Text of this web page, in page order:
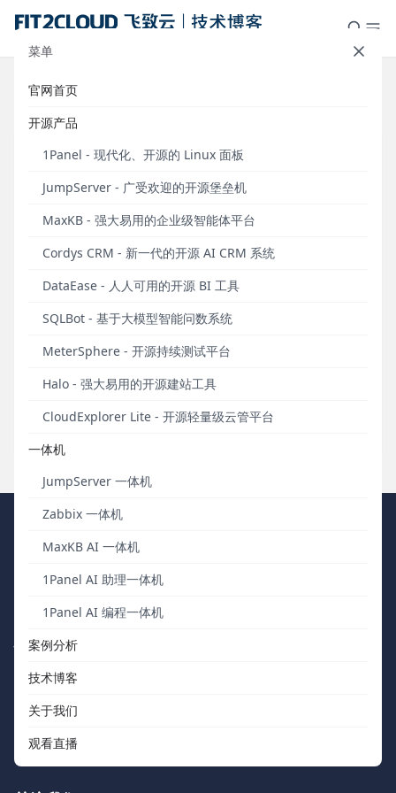
菜单
官网首页
开源产品
1Panel - 现代化、开源的 Linux 面板
JumpServer - 广受欢迎的开源堡垒机
MaxKB - 强大易用的企业级智能体平台
Cordys CRM - 新一代的开源 AI CRM 系统
DataEase - 人人可用的开源 BI 工具
SQLBot - 基于大模型智能问数系统
MeterSphere - 开源持续测试平台
Halo - 强大易用的开源建站工具
CloudExplorer Lite - 开源轻量级云管平台
一体机
JumpServer 一体机
Zabbix 一体机
MaxKB AI 一体机
1Panel AI 助理一体机
1Panel AI 编程一体机
案例分析
技术博客
关于我们
观看直播
标签：RackShift
FIT2CLOUD飞致云正式推出X-Lab孵化器，首期发
布两款开源软件
FIT2CLOUD 飞致云
我们秉持“软件用起来才有价值，才有改进的机会”的核心价值观，向
中国数字化团队交付被广泛验证、可信赖的通用工具软件。
快速浏览
关于我们
开源社区
如何购买